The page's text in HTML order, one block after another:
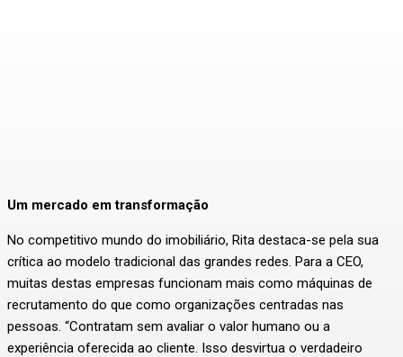
Um mercado em transformação
No competitivo mundo do imobiliário, Rita destaca-se pela sua
crítica ao modelo tradicional das grandes redes. Para a CEO,
muitas destas empresas funcionam mais como máquinas de
recrutamento do que como organizações centradas nas
pessoas. “Contratam sem avaliar o valor humano ou a
experiência oferecida ao cliente. Isso desvirtua o verdadeiro